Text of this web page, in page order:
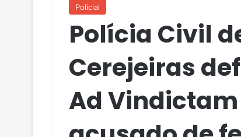
Policial
Polícia Civil
Cerejeiras
Ad